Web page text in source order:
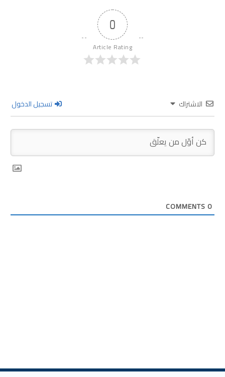
0
Article Rating
الاشتراك تسجيل الدخول
0